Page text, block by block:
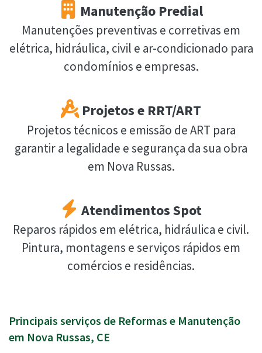
Manutenção Predial
Manutenções preventivas e corretivas em
elétrica, hidráulica, civil e ar-condicionado para
condomínios e empresas.
Projetos e RRT/ART
Projetos técnicos e emissão de ART para
garantir a legalidade e segurança da sua obra
em Nova Russas.
Atendimentos Spot
Reparos rápidos em elétrica, hidráulica e civil.
Pintura, montagens e serviços rápidos em
comércios e residências.
Principais serviços de Reformas e Manutenção
em Nova Russas, CE